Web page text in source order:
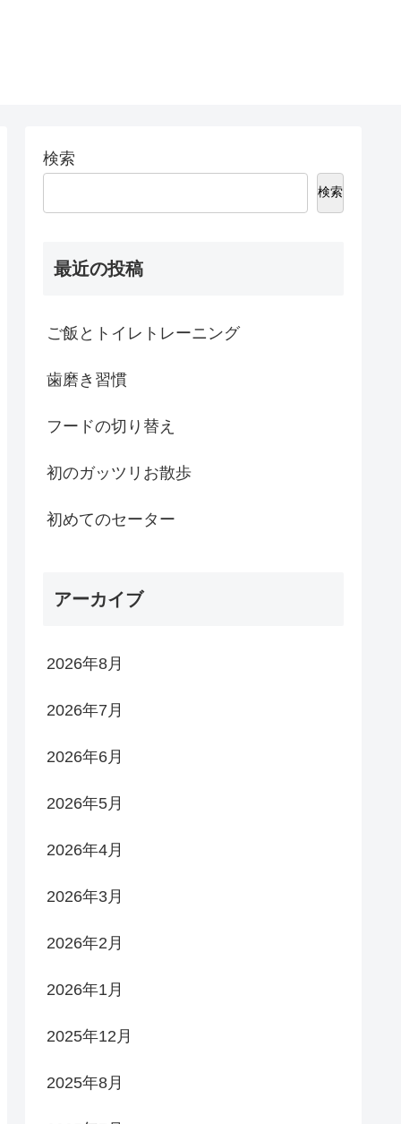
検索
検索
最近の投稿
ご飯とトイレトレーニング
歯磨き習慣
フードの切り替え
初のガッツリお散歩
初めてのセーター
アーカイブ
2026年8月
2026年7月
2026年6月
2026年5月
2026年4月
2026年3月
2026年2月
2026年1月
2025年12月
2025年8月